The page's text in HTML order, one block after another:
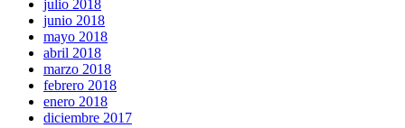
julio 2018
junio 2018
mayo 2018
abril 2018
marzo 2018
febrero 2018
enero 2018
diciembre 2017